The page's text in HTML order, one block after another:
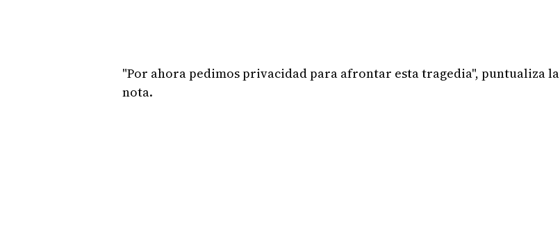
"Por ahora pedimos privacidad para afrontar esta tragedia", puntualiza la
nota.